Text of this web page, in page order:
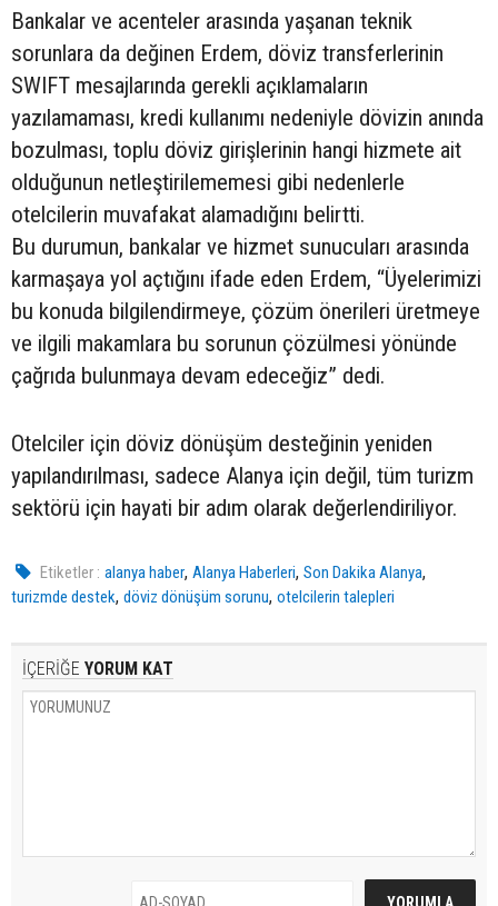
Bankalar ve acenteler arasında yaşanan teknik
sorunlara da değinen Erdem, döviz transferlerinin
SWIFT mesajlarında gerekli açıklamaların
yazılamaması, kredi kullanımı nedeniyle dövizin anında
bozulması, toplu döviz girişlerinin hangi hizmete ait
olduğunun netleştirilememesi gibi nedenlerle
otelcilerin muvafakat alamadığını belirtti.
Bu durumun, bankalar ve hizmet sunucuları arasında
karmaşaya yol açtığını ifade eden Erdem, “Üyelerimizi
bu konuda bilgilendirmeye, çözüm önerileri üretmeye
ve ilgili makamlara bu sorunun çözülmesi yönünde
çağrıda bulunmaya devam edeceğiz” dedi.
Otelciler için döviz dönüşüm desteğinin yeniden
yapılandırılması, sadece Alanya için değil, tüm turizm
sektörü için hayati bir adım olarak değerlendiriliyor.
Etiketler : alanya haber,Alanya Haberleri,Son Dakika Alanya,
turizmde destek, döviz dönüşüm sorunu, otelcilerin talepleri
İÇERİĞE YORUM KAT